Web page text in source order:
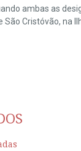
ambas as
Cristóvão, na